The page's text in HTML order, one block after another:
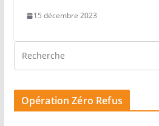
15 décembre 2023
Opération Zéro Refus